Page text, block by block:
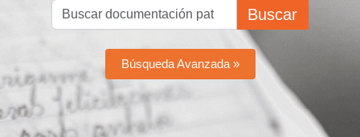
Buscar
Búsqueda Avanzada »